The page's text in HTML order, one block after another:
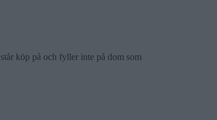
köp på och fyller inte på dom som